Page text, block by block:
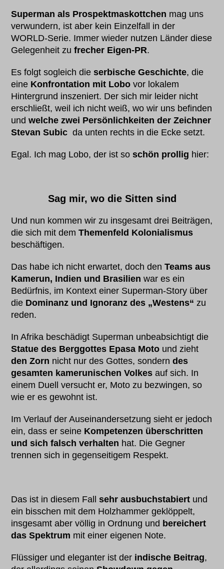
Superman als Prospektmaskottchen mag uns
verwundern, ist aber kein Einzelfall in der
WORLD-Serie. Immer wieder nutzen Länder diese
Gelegenheit zufrecher Eigen-PR.
Es folgt sogleich dieserbische Geschichte, die
eine Konfrontation mit Lobo vor lokalem
Hintergrund inszeniert. Der sich mir leider nicht
erschließt, weil ich nicht weiß, wo wir uns befinden
undwelche zwei Persönlichkeiten der Zeichner
Stevan Subic da unten rechts in die Ecke setzt.
Egal. Ich mag Lobo, der ist soschön prollig hier:
Sag mir, wo die Sitten sind
Und nun kommen wir zu insgesamt drei Beiträgen,
die sich mit demThemenfeld Kolonialismus
beschäftigen.
Das habe ich nicht erwartet, doch denTeams aus
Kamerun, Indien und Brasilienwar es ein
Bedürfnis, im Kontext einer Superman-Story über
die Dominanz und Ignoranz des „Westens“zu
reden.
In Afrika beschädigt Superman unbeabsichtigt die
Statue des Berggottes Epasa Moto und zieht
den Zorn nicht nur des Gottes, sonderndes
gesamten kamerunischen Volkes auf sich. In
einem Duell versucht er, Moto zu bezwingen, so
wie er es gewohnt ist.
Im Verlauf der Auseinandersetzung sieht er jedoch
ein, dass er seine Kompetenzen überschritten
und sich falsch verhalten hat. Die Gegner
trennen sich in gegenseitigem Respekt.
Das ist in diesem Fallsehr ausbuchstabiert und
ein bisschen mit dem Holzhammer geklöppelt,
insgesamt aber völlig in Ordnung und bereichert
das Spektrum mit einer eigenen Note.
Flüssiger und eleganter ist der indische Beitrag,